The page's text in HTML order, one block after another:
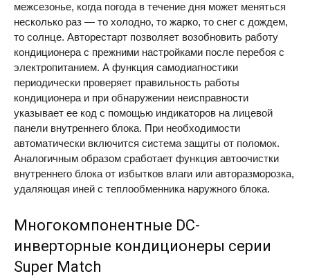
межсезонье, когда погода в течение дня может меняться
несколько раз — то холодно, то жарко, то снег с дождем,
то солнце. Авто­рестарт позволяет возобновить работу
кондиционера с прежними настройками после перебоя с
электропитанием. А функция самодиагностики
периодически проверяет правильность работы
кондиционера и при обнаружении неисправности
указывает ее код с помощью индикаторов на лицевой
панели внутреннего блока. При необходимости
автоматически включится система защиты от поломок.
Аналогичным образом сработает функция автоочистки
внут­реннего блока от избытков влаги или авторазморозка,
удаляющая иней с теплообменника наружного блока.
Многокомпонентные DC-
инверторные кондиционеры серии
Super Match